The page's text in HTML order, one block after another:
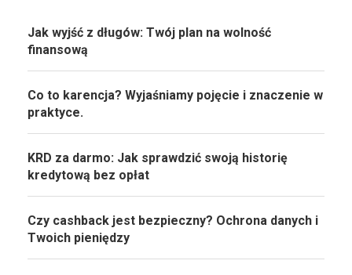
Jak wyjść z długów: Twój plan na wolność
finansową
Co to karencja? Wyjaśniamy pojęcie i znaczenie w
praktyce.
KRD za darmo: Jak sprawdzić swoją historię
kredytową bez opłat
Czy cashback jest bezpieczny? Ochrona danych i
Twoich pieniędzy